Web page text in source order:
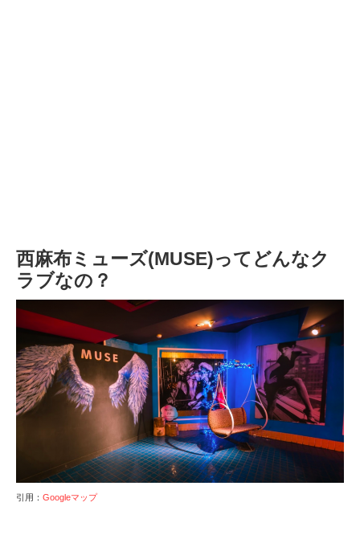
西麻布ミューズ(MUSE)ってどんなク
ラブなの？
引用： Googleマップ